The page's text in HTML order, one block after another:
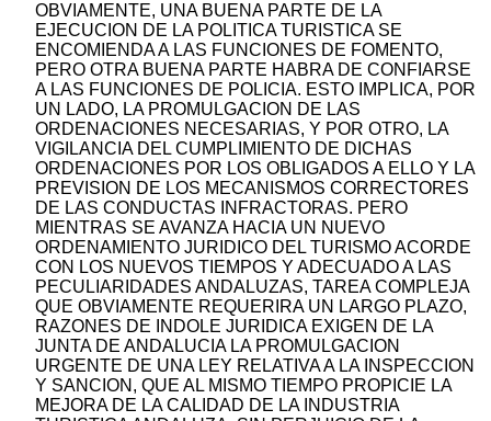
OBVIAMENTE, UNA BUENA PARTE DE LA
EJECUCION DE LA POLITICA TURISTICA SE
ENCOMIENDA A LAS FUNCIONES DE FOMENTO,
PERO OTRA BUENA PARTE HABRA DE CONFIARSE
A LAS FUNCIONES DE POLICIA. ESTO IMPLICA, POR
UN LADO, LA PROMULGACION DE LAS
ORDENACIONES NECESARIAS, Y POR OTRO, LA
VIGILANCIA DEL CUMPLIMIENTO DE DICHAS
ORDENACIONES POR LOS OBLIGADOS A ELLO Y LA
PREVISION DE LOS MECANISMOS CORRECTORES
DE LAS CONDUCTAS INFRACTORAS. PERO
MIENTRAS SE AVANZA HACIA UN NUEVO
ORDENAMIENTO JURIDICO DEL TURISMO ACORDE
CON LOS NUEVOS TIEMPOS Y ADECUADO A LAS
PECULIARIDADES ANDALUZAS, TAREA COMPLEJA
QUE OBVIAMENTE REQUERIRA UN LARGO PLAZO,
RAZONES DE INDOLE JURIDICA EXIGEN DE LA
JUNTA DE ANDALUCIA LA PROMULGACION
URGENTE DE UNA LEY RELATIVA A LA INSPECCION
Y SANCION, QUE AL MISMO TIEMPO PROPICIE LA
MEJORA DE LA CALIDAD DE LA INDUSTRIA